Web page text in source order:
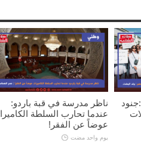
ناظر مدرسة في قبة باردو:
عندما تحارب السلطة
عوضاً عن الفقر!
يوم واحد مضت